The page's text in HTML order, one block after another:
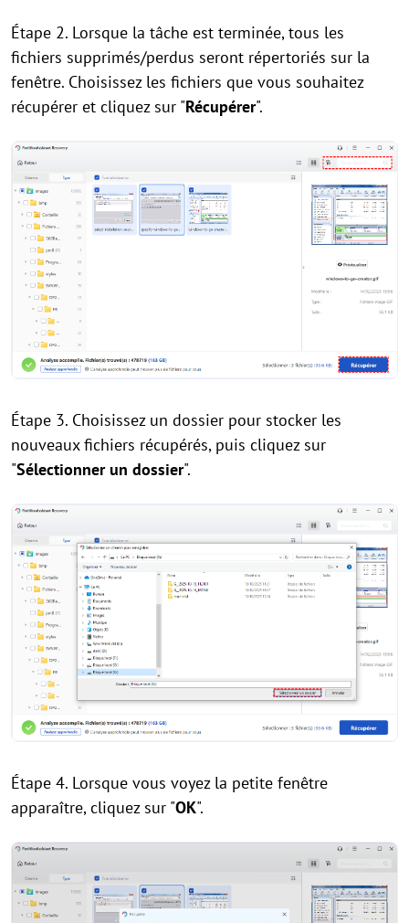
Étape 2. Lorsque la tâche est terminée, tous les
fichiers supprimés/perdus seront répertoriés sur la
fenêtre. Choisissez les fichiers que vous souhaitez
récupérer et cliquez sur "Récupérer".
Étape 3. Choisissez un dossier pour stocker les
nouveaux fichiers récupérés, puis cliquez sur
"Sélectionner un dossier".
Étape 4. Lorsque vous voyez la petite fenêtre
apparaître, cliquez sur "OK".